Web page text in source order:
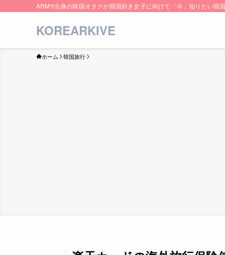
ARMY出身の韓国オタクが韓国好き女子に向けて「今」知りたい韓
KOREARKIVE
ホーム 韓国旅行